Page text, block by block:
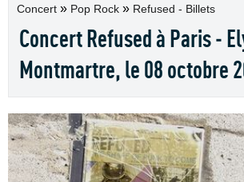
Concert » Pop Rock » Refused - Billets
Concert Refused à Paris -
Montmartre, le 08 octobre